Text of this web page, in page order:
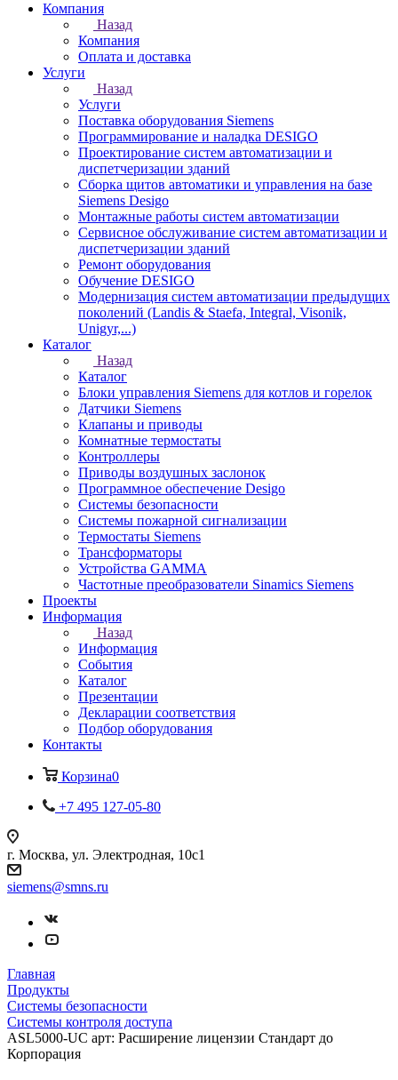
Компания
Назад
Компания
Оплата и доставка
Услуги
Назад
Услуги
Поставка оборудования Siemens
Программирование и наладка DESIGO
Проектирование систем автоматизации и
диспетчеризации зданий
Сборка щитов автоматики и управления на базе
Siemens Desigo
Монтажные работы систем автоматизации
Сервисное обслуживание систем автоматизации и
диспетчеризации зданий
Ремонт оборудования
Обучение DESIGO
Модернизация систем автоматизации предыдущих
поколений (Landis & Staefa, Integral, Visonik,
Unigyr,...)
Каталог
Назад
Каталог
Блоки управления Siemens для котлов и горелок
Датчики Siemens
Клапаны и приводы
Комнатные термостаты
Контроллеры
Приводы воздушных заслонок
Программное обеспечение Desigo
Системы безопасности
Системы пожарной сигнализации
Термостаты Siemens
Трансформаторы
Устройства GAMMA
Частотные преобразователи Sinamics Siemens
Проекты
Информация
Назад
Информация
События
Каталог
Презентации
Декларации соответствия
Подбор оборудования
Контакты
Корзина0
+7 495 127-05-80
г. Москва, ул. Электродная, 10с1
siemens@smns.ru
Главная
Продукты
Системы безопасности
Системы контроля доступа
ASL5000-UC арт: Расширение лицензии Стандарт до
Корпорация